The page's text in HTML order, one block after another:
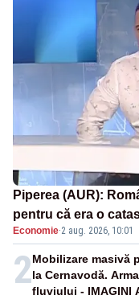
Piperea (AUR):
pentru că era o
pensii
Economie·2 aug. 2026, 10:01
2Mobilizare masivă
la Cernavodă.
fluviului - IMAGINI